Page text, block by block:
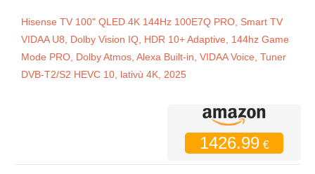
Hisense TV 100" QLED 4K 144Hz 100E7Q PRO, Smart TV
VIDAA U8, Dolby Vision IQ, HDR 10+ Adaptive, 144hz Game
Mode PRO, Dolby Atmos, Alexa Built-in, VIDAA Voice, Tuner
DVB-T2/S2 HEVC 10, lativù 4K, 2025
1426.99 €